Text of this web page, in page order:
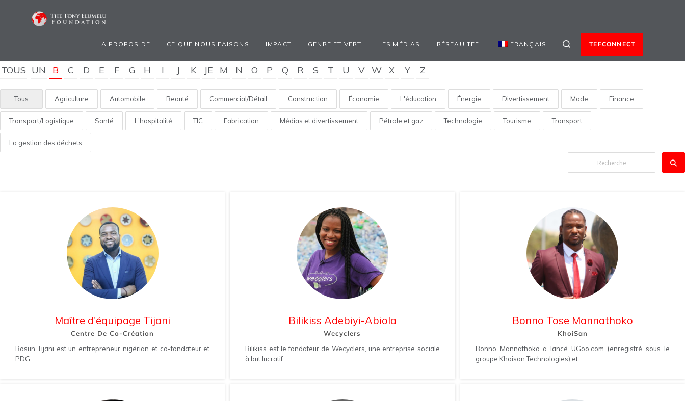
A PROPOS DE CE QUE NOUS FAISONS IMPACT GENRE ET VERT LES MÉDIAS RÉSEAU TEF FRANÇAIS TEFCONNECT
TOUS UN B C D E F G H I J K JE M N O P Q R S T U V W X Y Z
Tous Agriculture Automobile Beauté Commercial/Détail Construction Économie L'éducation Énergie Divertissement Mode Finance
Transport/Logistique Santé L'hospitalité TIC Fabrication Médias et divertissement Pétrole et gaz Technologie Tourisme Transport
La gestion des déchets
Maître d'équipage Tijani
Centre De Co-Création
Bosun Tijani est un entrepreneur nigérian et co-fondateur et
PDG...
Bilikiss Adebiyi-Abiola
Wecyclers
Bilikiss est le fondateur de Wecyclers, une entreprise sociale
à but lucratif...
Bonno Tose Mannathoko
KhoiSan
Bonno Mannathoko a lancé UGoo.com (enregistré sous le
groupe Khoisan Technologies) et...